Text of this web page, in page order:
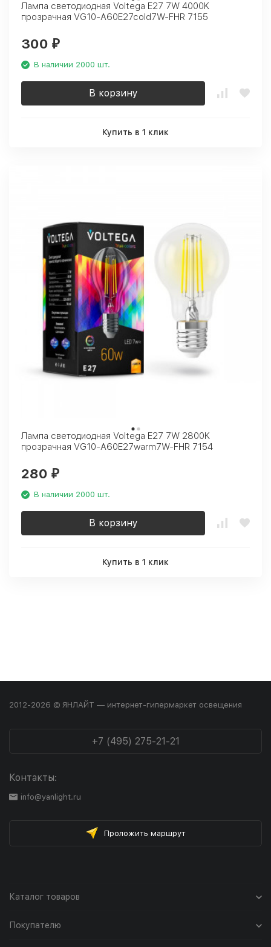
Лампа светодиодная Voltega E27 7W 4000K
прозрачная VG10-A60E27cold7W-FHR 7155
300 ₽
В наличии 2000 шт.
В корзину
Купить в 1 клик
Лампа светодиодная Voltega E27 7W 2800K
прозрачная VG10-A60E27warm7W-FHR 7154
280 ₽
В наличии 2000 шт.
В корзину
Купить в 1 клик
2012-2026 © ЯНЛАЙТ — интернет-гипермаркет освещения
+7 (495) 275-21-21
Контакты:
info@yanlight.ru
Проложить маршрут
Каталог товаров
Покупателю